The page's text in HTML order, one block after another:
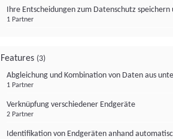
Ihre Entscheidungen zum Datenschutz
1 Partner
Features (3)
Abgleichung und Kombination von Daten aus
1 Partner
Verknüpfung verschiedener Endgeräte
2 Partner
Identifikation von Endgeräten anhand